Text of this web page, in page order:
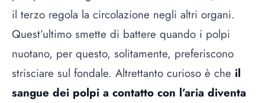
il terzo regola la circolazione negli altri organi.
Quest’ultimo smette di battere quando i polpi
nuotano, per questo, solitamente, preferiscono
strisciare sul fondale. Altrettanto curioso è che il
sangue dei polpi a contatto con l’aria diventa